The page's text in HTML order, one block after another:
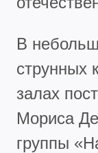
В
струнных
залах
Мориса
группы